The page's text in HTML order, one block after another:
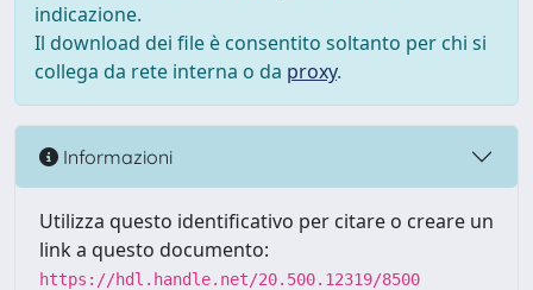
indicazione.
Il download dei file è consentito soltanto per chi si
collega da rete interna o da proxy.
Informazioni
Utilizza questo identificativo per citare o creare un
link a questo documento:
https://hdl.handle.net/20.500.12319/8500